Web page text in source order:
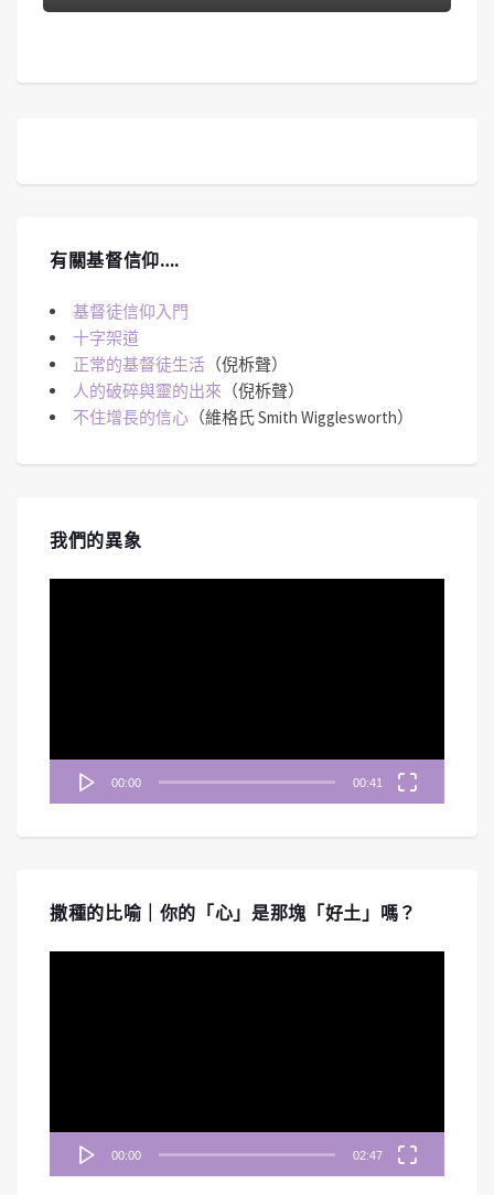
有關基督信仰….
基督徒信仰入門
十字架道
正常的基督徒生活 （倪柝聲）
人的破碎與靈的出來 （倪柝聲）
不住增長的信心 （維格氏 Smith Wigglesworth）
我們的異象
00:00 00:41
撒種的比喻｜你的「心」是那塊「好土」嗎？
00:00 02:47